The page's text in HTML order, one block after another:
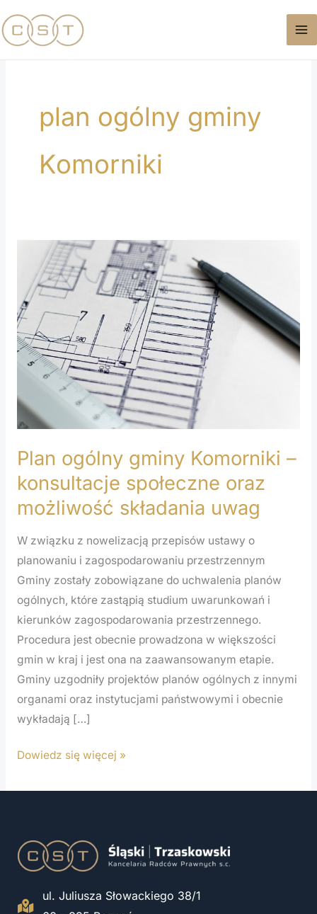
do
treści
plan ogólny gminy
Komorniki
Plan ogólny gminy Komorniki –
konsultacje społeczne oraz
możliwość składania uwag
W związku z nowelizacją przepisów ustawy o
planowaniu i zagospodarowaniu przestrzennym
Gminy zostały zobowiązane do uchwalenia planów
ogólnych, które zastąpią studium uwarunkowań i
kierunków zagospodarowania przestrzennego.
Procedura jest obecnie prowadzona w większości
gmin w kraj i jest ona na zaawansowanym etapie.
Gminy uzgodniły projektów planów ogólnych z innymi
organami oraz instytucjami państwowymi i obecnie
wykładają […]
ogólny
gminy
Komorniki
–
konsultacje
społeczne
możliwość
składania
Dowiedz się więcej »
ul. Juliusza Słowackiego 38/1